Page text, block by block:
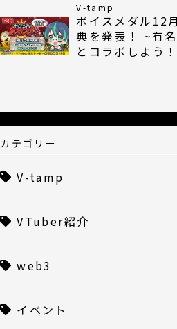
V-tamp
ボイスメダル12
典を発表！ ~有
とコラボしよう
カテゴリー
V-tamp
VTuber紹介
web3
イベント